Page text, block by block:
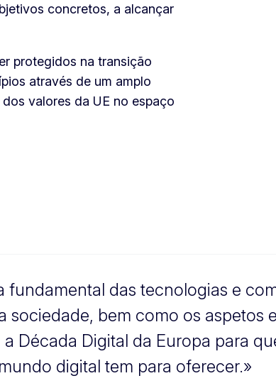
concretos, a alcançar
protegidos na transição
através de um amplo
valores da UE no espaço
das tecnologias e
sociedade, bem como os aspetos
Década Digital da Europa para
digital tem para oferecer.